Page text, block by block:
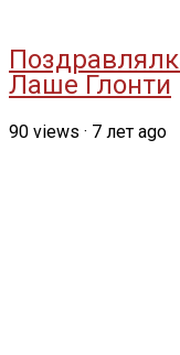
Лаше Глонти
90 views · 7 лет ago